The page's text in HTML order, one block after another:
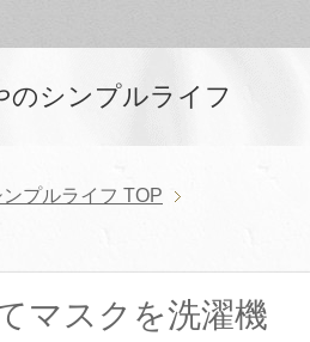
シンプルライフ
プルライフ TOP
マスクを洗濯機